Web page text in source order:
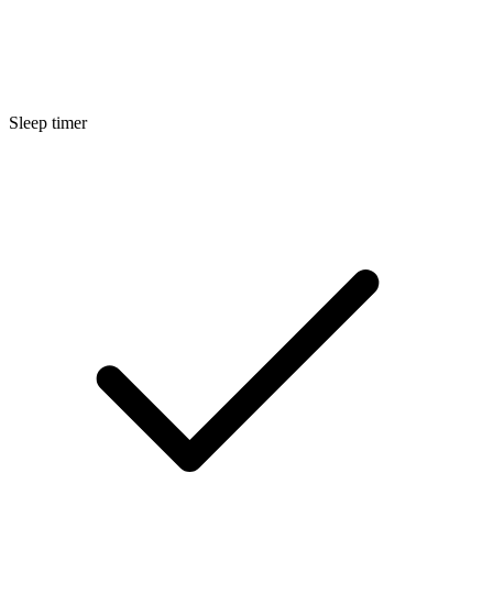
Sleep timer